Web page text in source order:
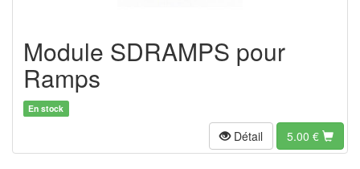
Module SDRAMPS pour
Ramps
En stock
Détail 5.00 €